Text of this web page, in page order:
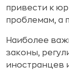
привести к
проблемам, а
Наиболее
законы,
иностранцев